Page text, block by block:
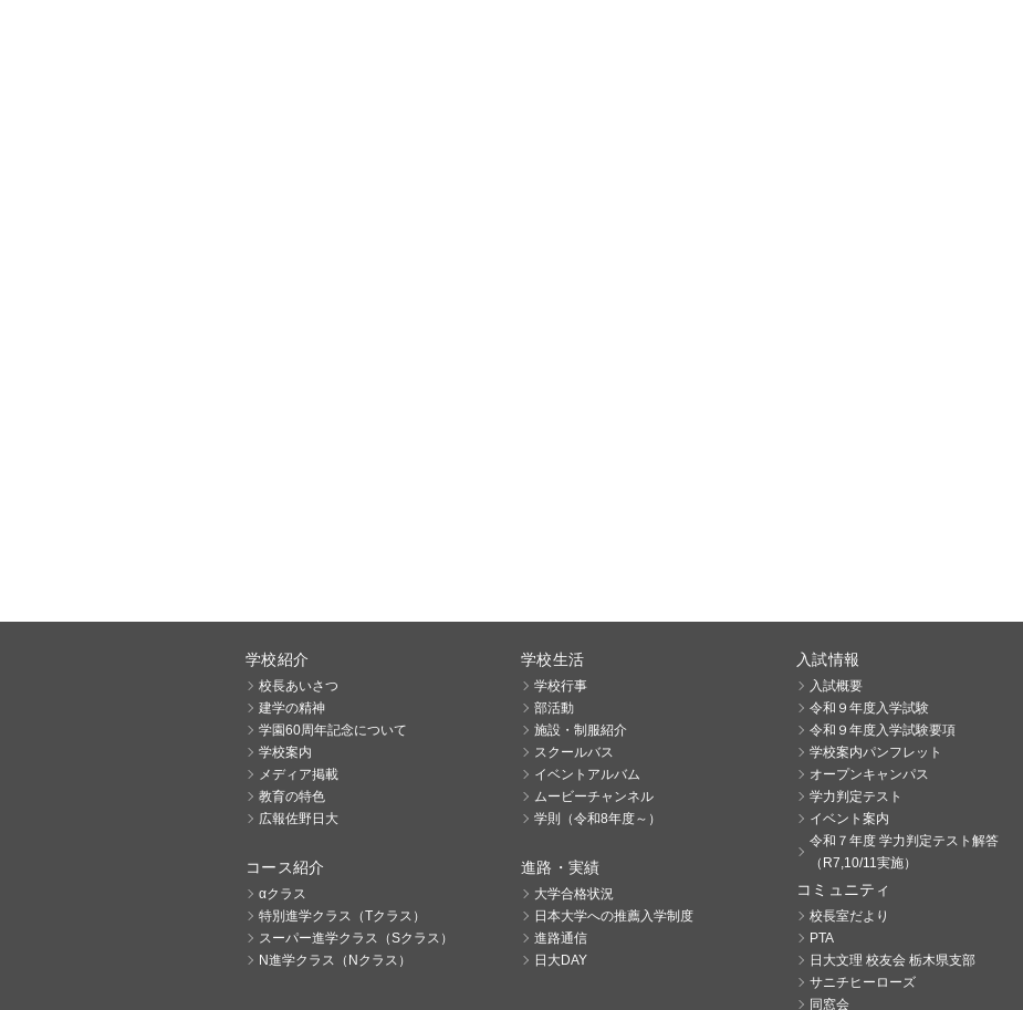
学校紹介
校長あいさつ
建学の精神
学園60周年記念について
学校案内
メディア掲載
教育の特色
広報佐野日大
コース紹介
αクラス
特別進学クラス（Tクラス）
スーパー進学クラス（Sクラス）
N進学クラス（Nクラス）
学校生活
学校行事
部活動
施設・制服紹介
スクールバス
イベントアルバム
ムービーチャンネル
学則（令和8年度～）
進路・実績
大学合格状況
日本大学への推薦入学制度
進路通信
日大DAY
入試情報
入試概要
令和９年度入学試験
令和９年度入学試験要項
学校案内パンフレット
オープンキャンパス
学力判定テスト
イベント案内
令和７年度 学力判定テスト解答
（R7,10/11実施）
コミュニティ
校長室だより
PTA
日大文理 校友会 栃木県支部
サニチヒーローズ
同窓会